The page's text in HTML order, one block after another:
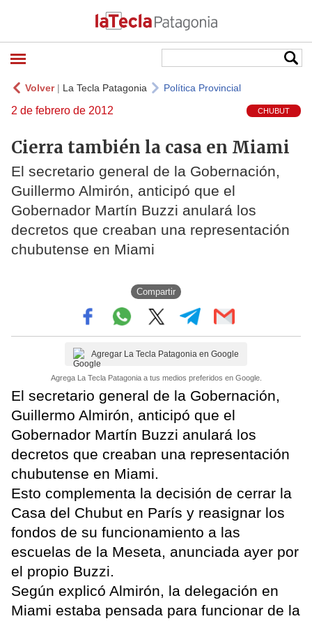
Volver| La Tecla Patagonia Política Provincial
2 de febrero de 2012 CHUBUT
Cierra también la casa en Miami
El secretario general de la Gobernación,
Guillermo Almirón, anticipó que el
Gobernador Martín Buzzi anulará los
decretos que creaban una representación
chubutense en Miami
Compartir
Agregar La Tecla Patagonia en Google
Agrega La Tecla Patagonia a tus medios preferidos en Google.
El secretario general de la Gobernación,
Guillermo Almirón, anticipó que el
Gobernador Martín Buzzi anulará los
decretos que creaban una representación
chubutense en Miami.
Esto complementa la decisión de cerrar la
Casa del Chubut en París y reasignar los
fondos de su funcionamiento a las
escuelas de la Meseta, anunciada ayer por
el propio Buzzi.
Según explicó Almirón, la delegación en
Miami estaba pensada para funcionar de la